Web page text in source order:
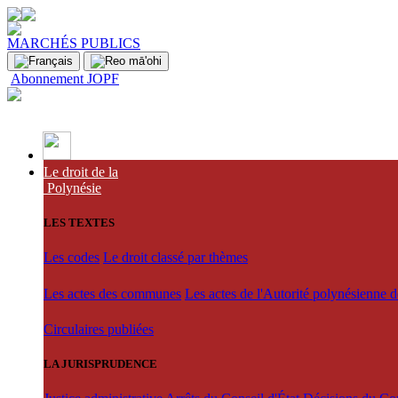
MARCHÉS PUBLICS
Abonnement JOPF
Le droit de la
Polynésie
LES TEXTES
Les codes Le droit classé par thèmes
Les actes des communes Les actes de l'Autorité polynésienne
Circulaires publiées
LA JURISPRUDENCE